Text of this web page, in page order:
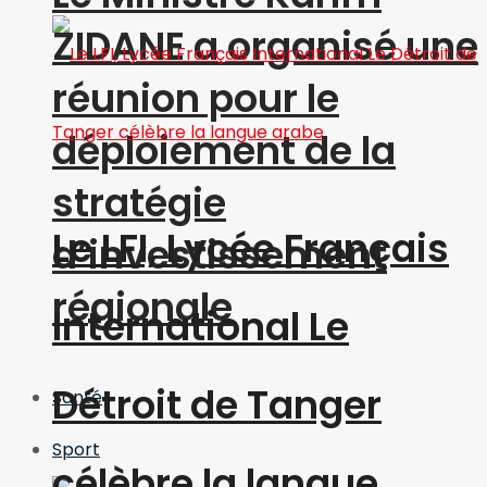
ZIDANE a organisé une
réunion pour le
déploiement de la
stratégie
d’investissement
régionale
Santé
Sport
Le LFI, Lycée Français
International Le
Détroit de Tanger